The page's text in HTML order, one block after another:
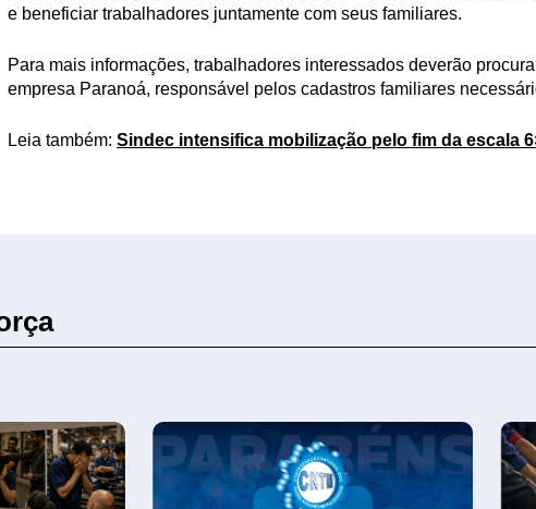
e beneficiar trabalhadores juntamente com seus familiares.
Para mais informações, trabalhadores interessados deverão
empresa Paranoá, responsável pelos cadastros familiares
Leia também: Sindec intensifica mobilização pelo fim da escala